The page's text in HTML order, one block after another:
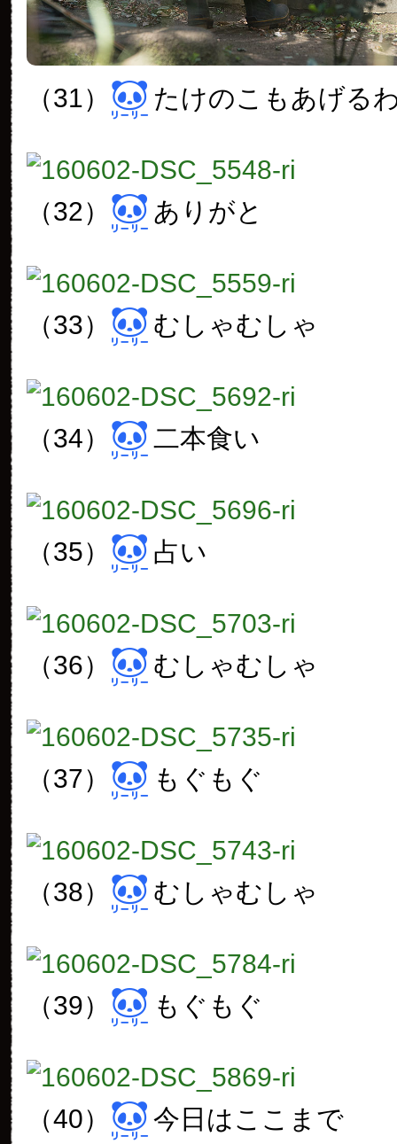
（31） たけのこもあげる
（32） ありがと
（33） むしゃむしゃ
（34） 二本食い
（35） 占い
（36） むしゃむしゃ
（37） もぐもぐ
（38） むしゃむしゃ
（39） もぐもぐ
（40） 今日はここまで